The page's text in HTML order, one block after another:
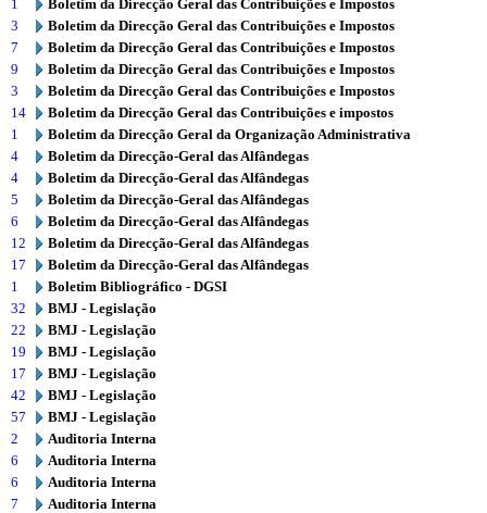
1
Boletim da Direcção Geral das Contribuições e Impostos
3
Boletim da Direcção Geral das Contribuições e Impostos
7
Boletim da Direcção Geral das Contribuições e Impostos
9
Boletim da Direcção Geral das Contribuições e Impostos
3
Boletim da Direcção Geral das Contribuições e Impostos
14
Boletim da Direcção Geral das Contribuições e impostos
1
Boletim da Direcção Geral da Organização Administrativa
4
Boletim da Direcção-Geral das Alfândegas
4
Boletim da Direcção-Geral das Alfândegas
5
Boletim da Direcção-Geral das Alfândegas
6
Boletim da Direcção-Geral das Alfândegas
12
Boletim da Direcção-Geral das Alfândegas
17
Boletim da Direcção-Geral das Alfândegas
1
Boletim Bibliográfico - DGSI
32
BMJ - Legislação
22
BMJ - Legislação
19
BMJ - Legislação
17
BMJ - Legislação
42
BMJ - Legislação
57
BMJ - Legislação
2
Auditoria Interna
6
Auditoria Interna
6
Auditoria Interna
7
Auditoria Interna